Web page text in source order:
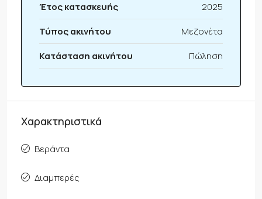
Έτος κατασκευής
2025
Τύπος ακινήτου
Μεζονέτα
Κατάσταση ακινήτου
Πώληση
Χαρακτηριστικά
Βεράντα
Διαμπερές